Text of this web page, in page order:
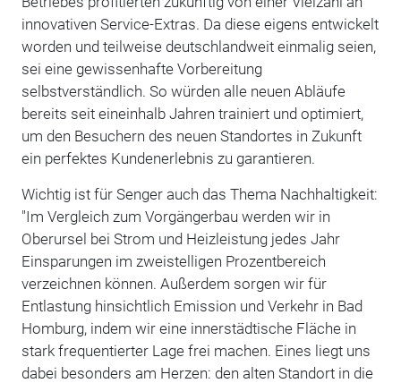
innovativen Service-Extras. Da diese eigens entwickelt
worden und teilweise deutschlandweit einmalig seien,
sei eine gewissenhafte Vorbereitung
selbstverständlich. So würden alle neuen Abläufe
bereits seit eineinhalb Jahren trainiert und optimiert,
um den Besuchern des neuen Standortes in Zukunft
ein perfektes Kundenerlebnis zu garantieren.
Wichtig ist für Senger auch das Thema Nachhaltigkeit:
"Im Vergleich zum Vorgängerbau werden wir in
Oberursel bei Strom und Heizleistung jedes Jahr
Einsparungen im zweistelligen Prozentbereich
verzeichnen können. Außerdem sorgen wir für
Entlastung hinsichtlich Emission und Verkehr in Bad
Homburg, indem wir eine innerstädtische Fläche in
stark frequentierter Lage frei machen. Eines liegt uns
dabei besonders am Herzen: den alten Standort in die